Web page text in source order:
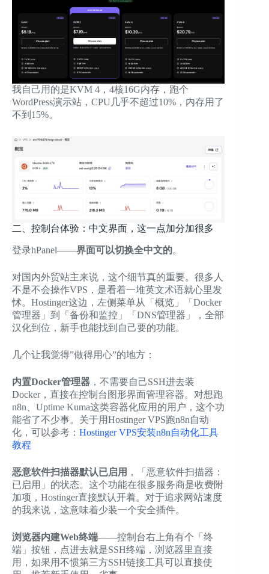
我自己用的是KVM 4，4核16G内存，跑个
WordPress演示站，CPU几乎不超过10%，内存用了
不到15%。
二、控制台体验：中文界面，这一点加分加很多
登录hPanel——界面可以切换全中文的。
对国内外贸站主来说，这个细节真的重要。很多人
不是不会操作VPS，是看着一堆英文术语就心里发
怵。Hostinger这边，左侧菜单从「概览」「Docker
管理器」到「备份和监控」「DNS管理器」，全部
汉化到位，新手也能找到自己要的功能。
几个让我觉得”做得用心”的地方：
内置Docker管理器 ，不需要自己SSH进去装
Docker，直接在控制台图形界面管理容器。对想跑
n8n、Uptime Kuma这类容器化应用的用户，这个功
能省了不少事。关于用Hostinger VPS跑n8n自动
化，可以参考： Hostinger VPS安装n8n自动化工具
教程
恶意软件扫描器默认已启用 ，「恶意软件扫描器：
已启用」的状态。这个功能在很多服务商是收费附
加项，Hostinger直接默认开着。对于追求网站速度
的我来说，这意味着少装一个安全插件。
浏览器内建Web终端——控制台右上角有个「终
端」按钮，点进去就是SSH终端，浏览器里直接
用，如果用不惯第三方SSH链接工具可以直接使